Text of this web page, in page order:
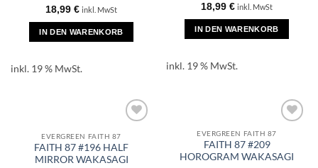
18,99 € inkl. MwSt
IN DEN WARENKORB
inkl. 19 % MwSt.
18,99 € inkl. MwSt
IN DEN WARENKORB
inkl. 19 % MwSt.
EVERGREEN FAITH 87
FAITH 87 #196 HALF
MIRROR WAKASAGI
EVERGREEN FAITH 87
FAITH 87 #209
HOROGRAM WAKASAGI